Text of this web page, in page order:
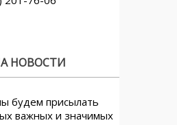
НОВОСТИ
будем присылать
важных и значимых